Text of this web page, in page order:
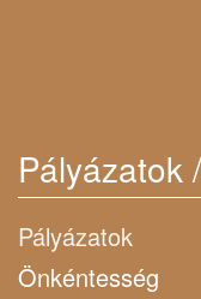
Pályázatok
Pályázatok
Önkéntesség